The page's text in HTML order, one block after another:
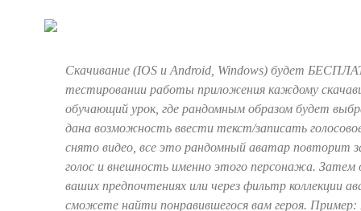
Скачивание (IOS и Android, Windows) будет
тестировании работы приложения каждому
обучающий урок, где рандомным образом будет
дана возможность ввести текст/записать
снято видео, все это рандомный аватар повторит
голос и внешность именно этого персонажа. Затем
ваших предпочтениях или через фильтр коллекции
сможете найти понравившегося вам героя. Пример: